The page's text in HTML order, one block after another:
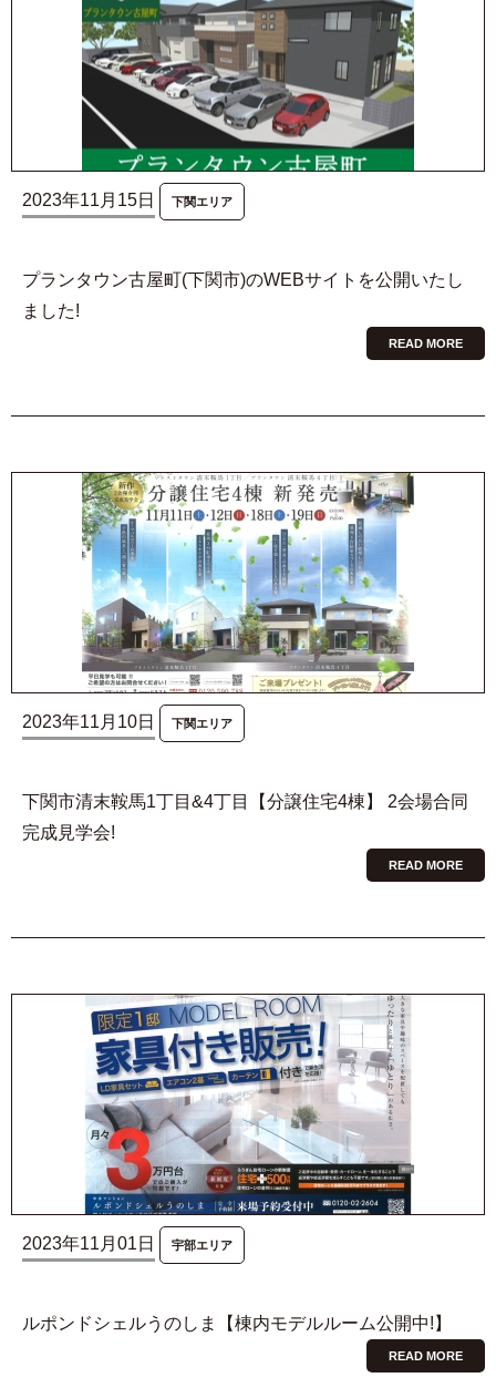
2023年11月15日 下関エリア
プランタウン古屋町(下関市)のWEBサイトを公開いたし
ました!
READ MORE
2023年11月10日 下関エリア
下関市清末鞍馬1丁目&4丁目【分譲住宅4棟】 2会場合同
完成見学会!
READ MORE
2023年11月01日 宇部エリア
ルポンドシェルうのしま【棟内モデルルーム公開中!】
READ MORE